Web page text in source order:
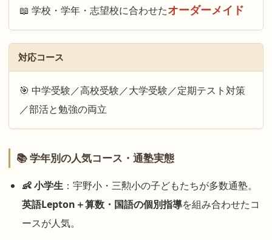
📖 学校・学年・志望校に合わせたオーダーメイド
対応コース
🎯 中学受験／高校受験／大学受験／定期テスト対策
／部活と勉強の両立
📚 学年別の人気コース・通塾実態
👶 小学生：宇野小・三勲小の子どもたちが多数通塾。
英語Lepton＋算数・国語の個別指導を組み合わせたコ
ースが人気。